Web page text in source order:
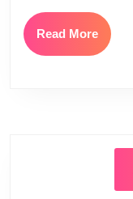
Read MoreRead
More